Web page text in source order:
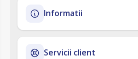
Informatii
Servicii client